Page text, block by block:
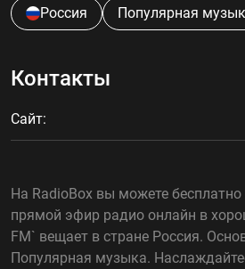
Россия Популярная
Контакты
Сайт:
На RadioBox вы можете
прямой эфир радио онлайн в
FM` вещает в стране Россия.
Популярная музыка.